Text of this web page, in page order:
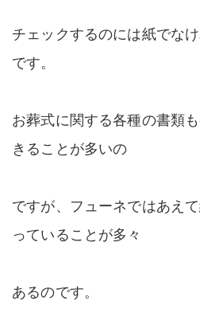
チェックするのには紙でな
です。
お葬式に関する各種の書類
きることが多いの
ですが、フューネではあえ
っていることが多々
あるのです。